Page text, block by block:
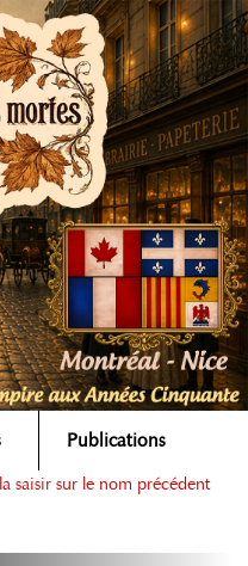
Publications
saisir sur le nom précédent